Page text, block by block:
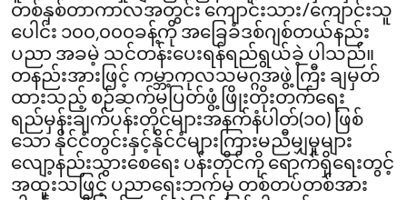
တစ်နှစ်တာကာလအတွင်း ကျောင်းသား/ကျောင်းသူ
ပေါင်း ၁၀၀,၀၀၀ခန့်ကို အခြေခံဒစ်ဂျစ်တယ်နည်း
ပညာ အခမဲ့ သင်တန်းပေးရန်ရည်ရွယ်ခဲ့ ပါသည်။
တနည်းအားဖြင့် ကမ္ဘာ့ကုလသမဂ္ဂအဖွဲ့ကြီး ချမှတ်
ထားသည့် စဉ်ဆက်မပြတ်ဖွံ့ဖြိုးတိုးတက်ရေး
ရည်မှန်းချက်ပန်းတိုင်များအနက်နံပါတ်(၁၀) ဖြစ်
သော နိုင်ငံတွင်းနှင့်နိုင်ငံများကြားမညီမျှမှုများ
လျော့နည်းသွားစေရေး ပန်းတိုင်ကို ရောက်ရှိရေးတွင့်
အထူးသဖြင့် ပညာရေးဘက်မှ တစ်တပ်တစ်အား